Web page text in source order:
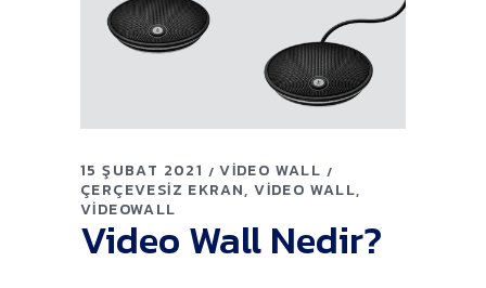
15 ŞUBAT 2021
VIDEO WALL
ÇERÇEVESIZ EKRAN VIDEO WALL
VIDEOWALL
Video Wall Nedir?